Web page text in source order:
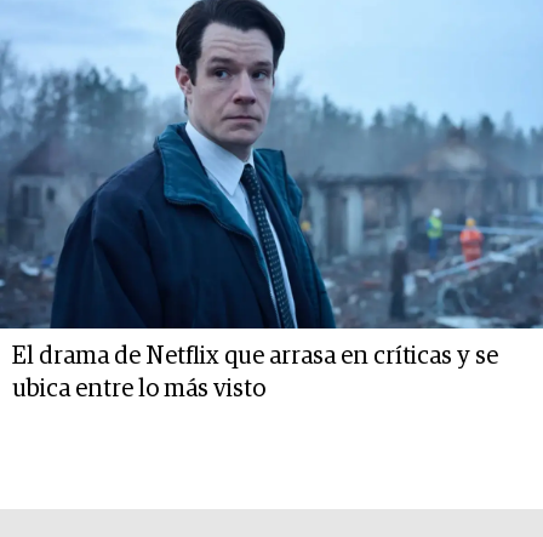
El drama de Netflix que arrasa en críticas y se
ubica entre lo más visto